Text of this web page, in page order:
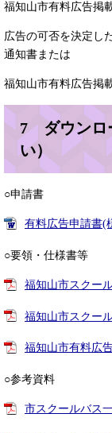
福知山市有料広告掲
広告の可否を決定し
通知書または
福知山市有料広告掲
7 ダウンロ
い）
○申請書
有料広告申請書(
○要領・仕様書等
福知山市スクー
福知山市スクー
福知山市有料広
○参考資料
市スクールバス